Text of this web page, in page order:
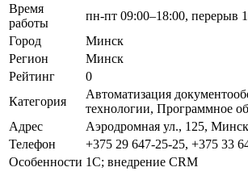
Время
работы
пн-пт 09:00–18:00, перерыв
Город
Минск
Регион
Минск
Рейтинг
0
Категория
Автоматизация
технологии, Программное
Адрес
Аэродромная ул., 125,
Телефон
+375 29 647-25-25, +375 33
Особенности 1С; внедрение CRM